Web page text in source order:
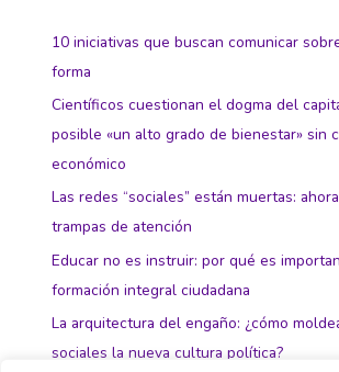
10 iniciativas que buscan comunicar
forma
Científicos cuestionan el dogma del
posible «un alto grado de bienestar» sin
económico
Las redes “sociales” están muertas:
trampas de atención
Educar no es instruir: por qué es
formación integral ciudadana
La arquitectura del engaño: ¿cómo
sociales la nueva cultura política?